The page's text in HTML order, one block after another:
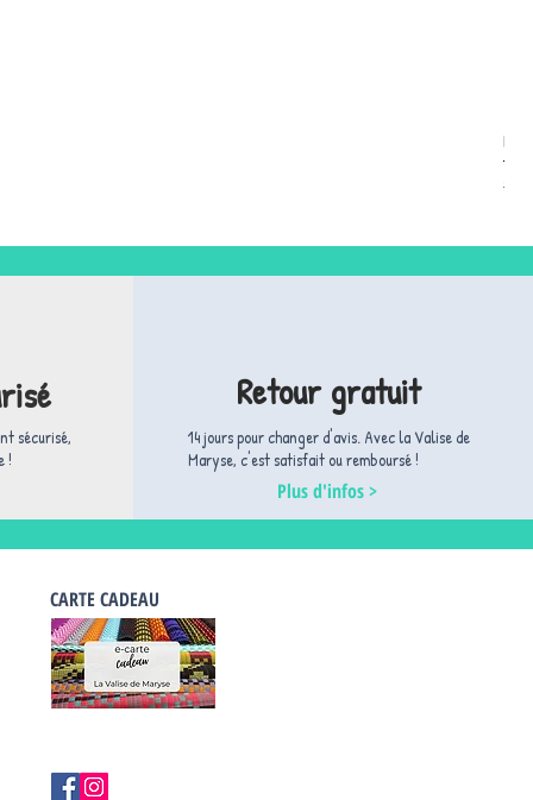
sécurisé,
!
Retour gratuit
14 jours pour changer d'avis. ​Avec la Valise de
Maryse, c'est satisfait ou remboursé !
Plus d'infos >
CARTE CADEAU